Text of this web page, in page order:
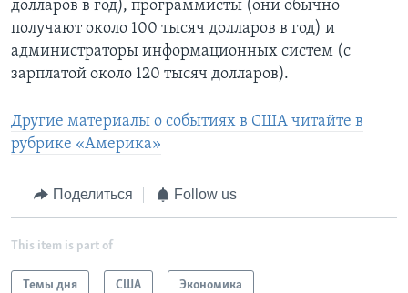
долларов в год), программисты (они обычно
получают около 100 тысяч долларов в год) и
администраторы информационных систем (с
зарплатой около 120 тысяч долларов).
Другие материалы о событиях в США читайте в
рубрике «Америка»
Поделиться Follow us
This item is part of
Темы дня США Экономика